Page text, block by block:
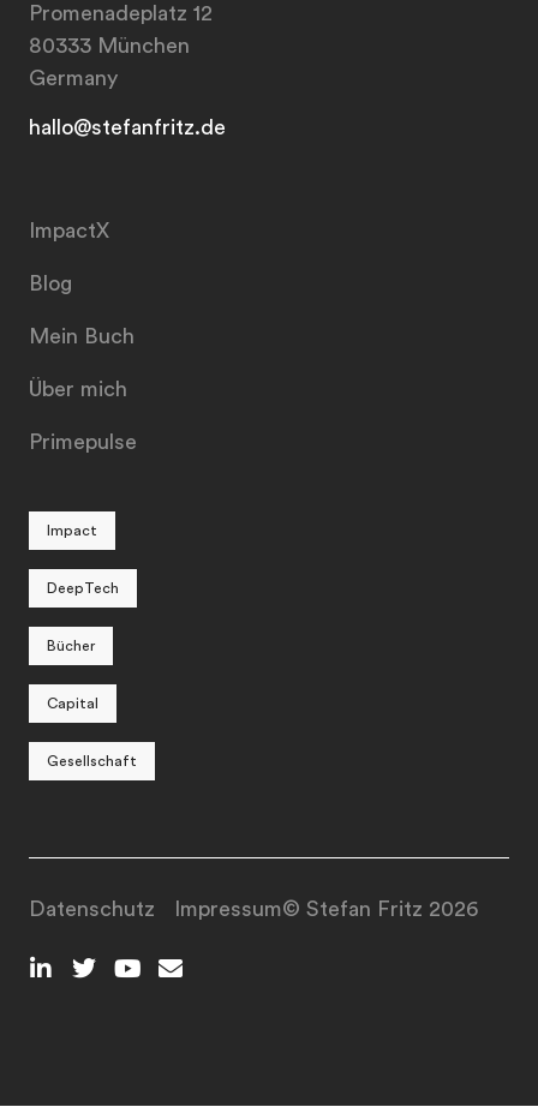
Promenadeplatz 12
80333 München
Germany
hallo@stefanfritz.de
ImpactX
Blog
Mein Buch
Über mich
Primepulse
Impact
DeepTech
Bücher
Capital
Gesellschaft
Datenschutz Impressum© Stefan Fritz 2026